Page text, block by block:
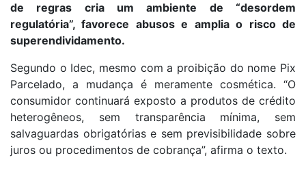
de regras cria um ambiente de “desordem
regulatória”, favorece abusos e amplia o risco de
superendividamento.
Segundo o Idec, mesmo com a proibição do nome Pix
Parcelado, a mudança é meramente cosmética. “O
consumidor continuará exposto a produtos de crédito
heterogêneos, sem transparência mínima, sem
salvaguardas obrigatórias e sem previsibilidade sobre
juros ou procedimentos de cobrança”, afirma o texto.